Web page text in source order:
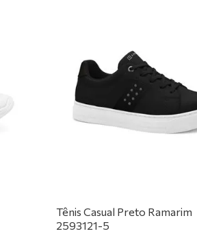
Tênis Casual Preto Ramarim
2593121-5